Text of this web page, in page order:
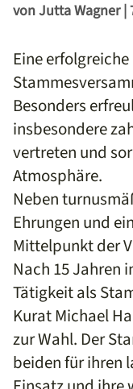
vonJutta Wagner|
Eine
Besonders
insbesondere
vertreten und
Atmosphäre.
Neben
Ehrungen und
Mittelpunkt der
Nach 15 Jahren
Tätigkeit als
Kurat Michael
zur Wahl. Der
beiden für ihren